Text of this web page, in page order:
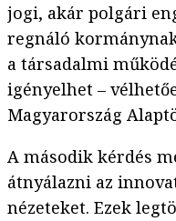
jogi, akár polgári
regnáló
a társadalmi
igényelhet –
Magyarország
A második kérdés
átnyálazni az
nézeteket. Ezek